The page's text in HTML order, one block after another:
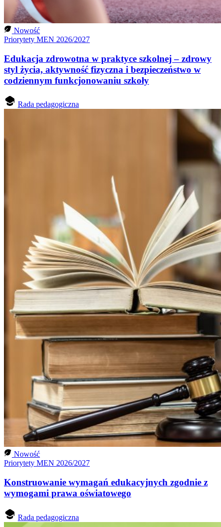
Nowość
Priorytety MEN 2026/2027
Edukacja zdrowotna w praktyce szkolnej – zdrowy
styl życia, aktywność fizyczna i bezpieczeństwo w
codziennym funkcjonowaniu szkoły
Rada pedagogiczna
Nowość
Priorytety MEN 2026/2027
Konstruowanie wymagań edukacyjnych zgodnie z
wymogami prawa oświatowego
Rada pedagogiczna